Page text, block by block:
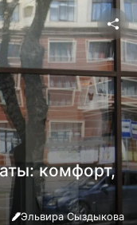
комфорт,
Эльвира Сыздыкова